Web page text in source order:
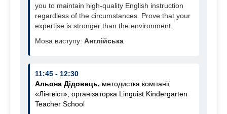
you to maintain high-quality English instruction
regardless of the circumstances. Prove that your
expertise is stronger than the environment.
Мова виступу: Англійська
11:45 - 12:30
Альона Дідовець, методистка компанії
«Лінгвіст», організаторка Linguist Kindergarten
Teacher School